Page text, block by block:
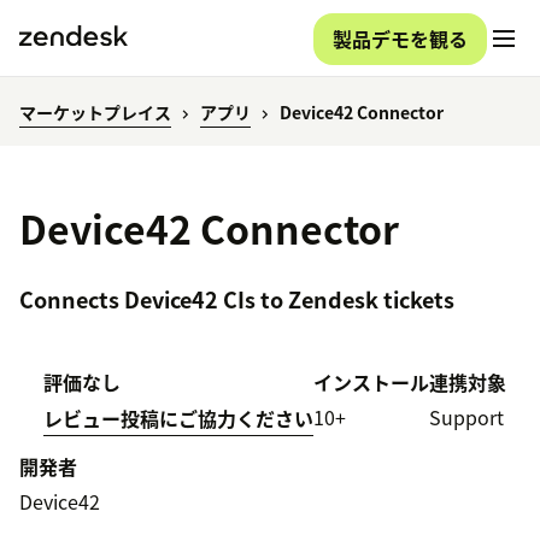
製品デモを観る
マーケットプレイス アプリ Device42 Connector
Device42 Connector
Connects Device42 CIs to Zendesk tickets
評価なし
レビュー投稿にご協力ください
インストール
10+
連携対象
Support
開発者
Device42